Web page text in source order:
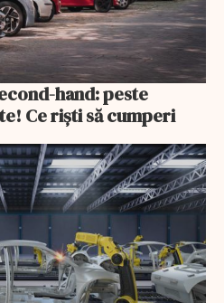
hand: peste
Ce riști să cumperi